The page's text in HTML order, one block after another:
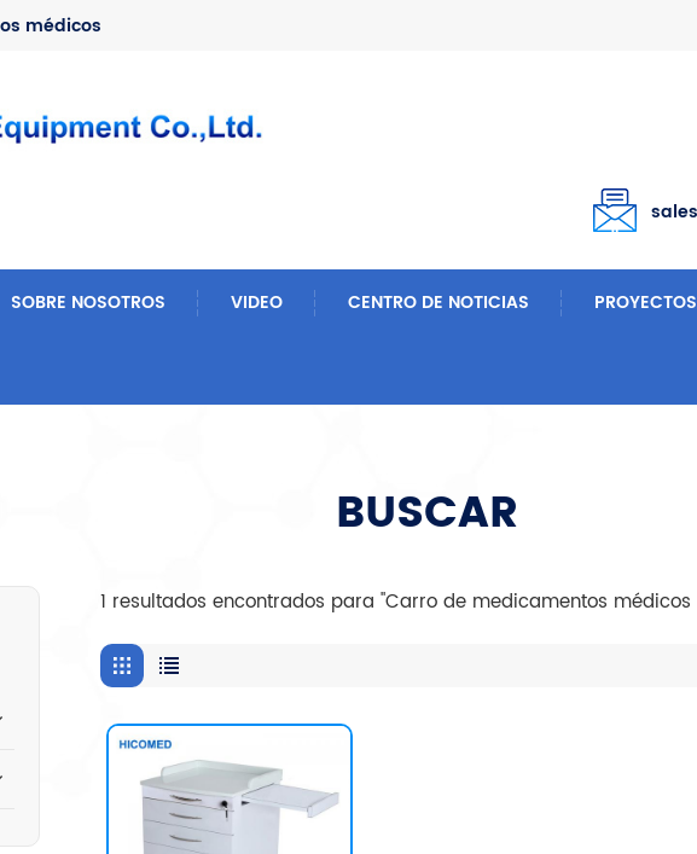
log-in
médicos
SOBRE NOSOTROS VIDEO CENTRO DE NOTICIAS PROYECTOS
BUSCAR
1 resultados encontrados para "Carro de medicamentos